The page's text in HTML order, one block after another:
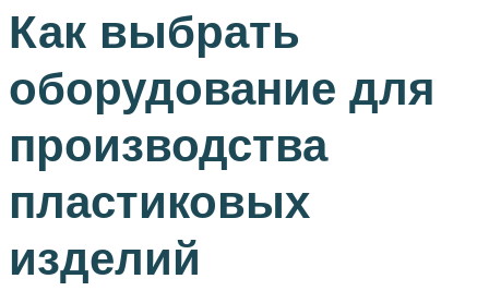
Как выбрать
оборудование для
производства
пластиковых
изделий